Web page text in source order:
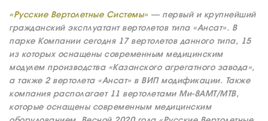
«Русские Вертолетные Системы» — первый и крупнейший
гражданский эксплуатант вертолетов типа «Ансат». В
парке Компании сегодня 17 вертолетов данного типа, 15
из которых оснащены современным медицинским
модулем производства «Казанского агрегатного завода»,
а также 2 вертолета «Ансат» в ВИП модификации. Также
компания располагает 11 вертолетами Ми-8АМТ/МТВ,
которые оснащены современным медицинским